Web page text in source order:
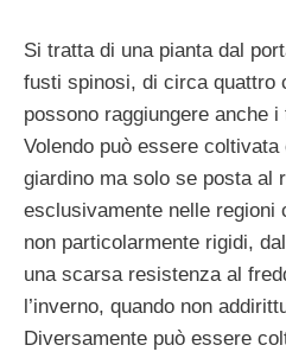
Si tratta di una pianta dal
fusti spinosi, di circa quattro
possono raggiungere anche
Volendo può essere
giardino ma solo se posta al
esclusivamente nelle regioni
non particolarmente rigidi,
una scarsa resistenza al
l’inverno, quando non
Diversamente può essere